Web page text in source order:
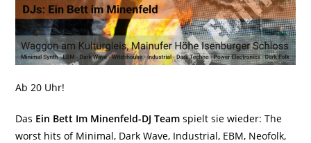
Ab 20 Uhr!
Das Ein Bett Im Minenfeld-DJ Team spielt sie wieder: The
worst hits of Minimal, Dark Wave, Industrial, EBM, Neofolk,